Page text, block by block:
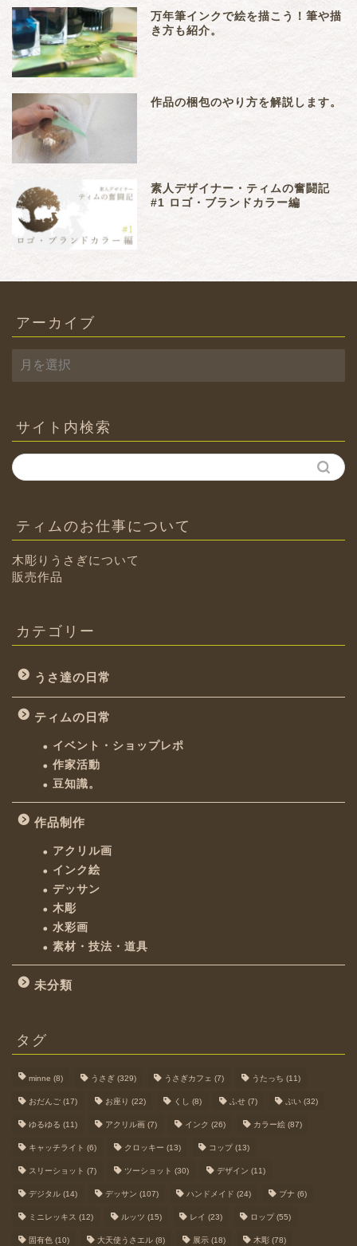
万年筆インクで絵を描こう！筆や描
き方も紹介。
作品の梱包のやり方を解説します。
素人デザイナー・ティムの奮闘記
#1 ロゴ・ブランドカラー編
アーカイブ
ア
ー
ブ
サイト内検索
ティムのお仕事について
木彫りうさぎについて
販売作品
カテゴリー
うさ達の日常
ティムの日常
イベント・ショップレポ
作家活動
豆知識。
作品制作
アクリル画
インク絵
デッサン
木彫
水彩画
素材・技法・道具
未分類
タグ
minne (8) うさぎ (329) うさぎカフェ (7) うたっち (11)
おだんご (17) お座り (22) くし (8) ふせ (7) ぷい (32)
ゆるゆる (11) アクリル画 (7) インク (26) カラー絵 (87)
キャッチライト (6) クロッキー (13) コップ (13)
スリーショット (7) ツーショット (30) デザイン (11)
デジタル (14) デッサン (107) ハンドメイド (24) ブナ (6)
ミニレッキス (12) ルッツ (15) レイ (23) ロップ (55)
固有色 (10) 大天使うさエル (8) 展示 (18) 木彫 (78)